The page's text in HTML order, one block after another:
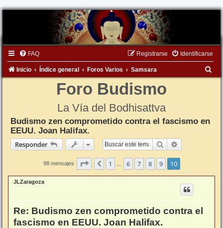
FAQ Identificarse
Registrarse
Inicio Índice general Foros Varios Samsara
Foro Budismo
La Vía del Bodhisattva
Budismo zen comprometido contra el fascismo en
EEUU. Joan Halifax.
Responder
Buscar
98 mensajes Página de10
Anterior
1 6 7 8 9 10
JLZaragoza
Re: Budismo zen comprometido contra el
fascismo en EEUU. Joan Halifax.